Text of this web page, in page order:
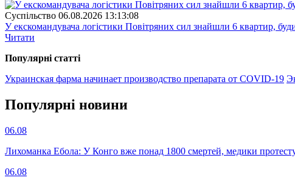
Суспiльство 06.08.2026 13:13:08
У екскомандувача логістики Повітряних сил знайшли 6 квартир,
Читати
Популярнi статтi
Украинская фарма начинает производство препарата от COVID-19
Популярнi новини
06.08
Лихоманка Ебола: У Конго вже понад 1800 смертей, медики
06.08